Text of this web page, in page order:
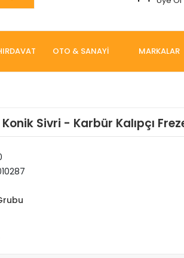
OTO & SANAYİ MARKALAR
Konik Sivri - Karbür Kalıpçı